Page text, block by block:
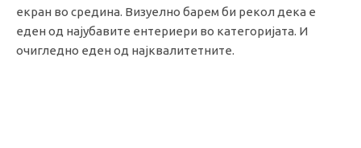
екран во средина. Визуелно барем би рекол дека е
еден од најубавите ентериери во категоријата. И
очигледно еден од најквалитетните.